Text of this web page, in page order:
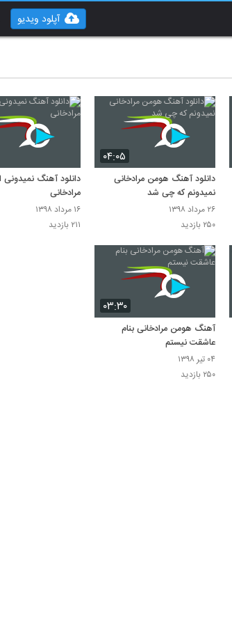
آپلود ویدیو
۰۴:۰۵
دانلود آهنگ هومن مرادخانی
نمیدونم که چی شد
۲۶ مرداد ۱۳۹۸
۲۵۰ بازدید
دانلود آهنگ نمیدونی
مرادخانی
۱۶ مرداد ۱۳۹۸
۲۱۱ بازدید
۰۳:۳۰
آهنگ هومن مرادخانی بنام
عاشقت نیستم
۰۴ تیر ۱۳۹۸
۲۵۰ بازدید